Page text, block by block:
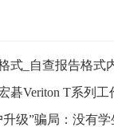
式_自查报告格式
级”骗局：没有学